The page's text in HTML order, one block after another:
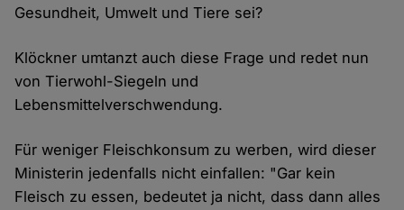
Gesundheit, Umwelt und Tiere sei?
Klöckner umtanzt auch diese Frage und redet nun
von Tierwohl-Siegeln und
Lebensmittelverschwendung.
Für weniger Fleischkonsum zu werben, wird dieser
Ministerin jedenfalls nicht einfallen: "Gar kein
Fleisch zu essen, bedeutet ja nicht, dass dann alles